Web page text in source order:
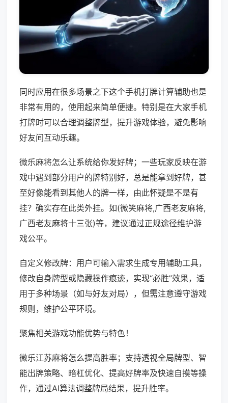
同时应用在很多场景之下这个手机打牌计算辅助也是
非常有用的，使用起来简单便捷。特别是在大家手机
打牌时可以合理调整牌型，提升游戏体验，避免影响
好友间互动乐趣。
微乐麻将怎么让系统给你发好牌；一些玩家反映在游
戏中遇到部分用户的牌特别好，总是能拿到好牌，甚
至好像能看到其他人的牌一样，由此怀疑是不是有
挂？确实存在此类外挂。如(微笑麻将,广西老友麻将,
广西老友麻将十三张)等，建议通过正规途径维护游
戏公平。
自定义修改牌：用户可输入需求生成专用辅助工具，
修改自身牌型或隐藏操作痕迹，实现“必胜”效果，适
用于多种场景（如与好友对局），但需注意遵守游戏
规则，维护公平环境。
聚焦相关游戏功能优势与特色！
微乐江苏麻将怎么提高胜率；支持透视全局牌型、智
能出牌策略、暗杠优化、提高好牌率及快速自摸等操
作，通过AI算法调整牌局结果，提升胜率。